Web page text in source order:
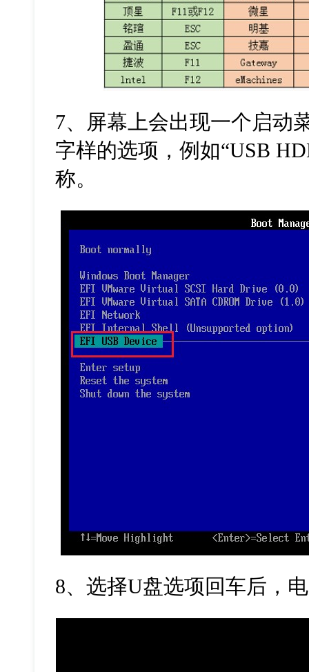
7、屏幕上会出现一个启动
字样的选项，例如“USB
称。
8、选择U盘选项回车后，